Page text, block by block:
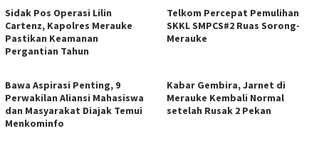
Sidak Pos Operasi Lilin
Cartenz, Kapolres Merauke
Pastikan Keamanan
Pergantian Tahun
Telkom Percepat Pemulihan
SKKL SMPCS#2 Ruas Sorong-
Merauke
Bawa Aspirasi Penting, 9
Perwakilan Aliansi Mahasiswa
dan Masyarakat Diajak Temui
Menkominfo
Kabar Gembira, Jarnet di
Merauke Kembali Normal
setelah Rusak 2 Pekan